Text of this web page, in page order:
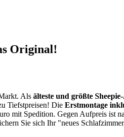
Original!
Als älteste und größte
Tiefstpreisen! Die Erstmontage
mit Spedition. Gegen Aufpreis ist
Sie sich Ihr "neues